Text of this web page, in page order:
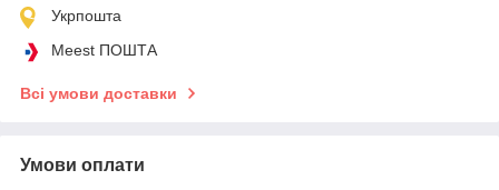
Укрпошта
Meest ПОШТА
Всі умови доставки
Умови оплати